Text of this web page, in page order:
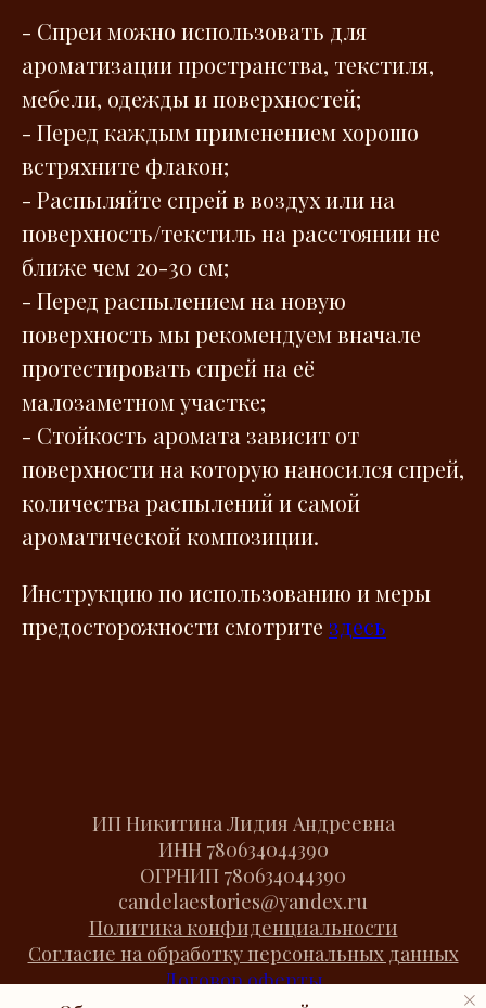
- Спреи можно использовать для
ароматизации пространства, текстиля,
мебели, одежды и поверхностей;
- Перед каждым применением хорошо
встряхните флакон;
- Распыляйте спрей в воздух или на
поверхность/текстиль на расстоянии не
ближе чем 20-30 см;
- Перед распылением на новую
поверхность мы рекомендуем вначале
протестировать спрей на её
малозаметном участке;
- Стойкость аромата зависит от
поверхности на которую наносился спрей,
количества распылений и самой
ароматической композиции.
Инструкцию по использованию и меры
предосторожности смотрите здесь
ИП Никитина Лидия Андреевна
ИНН 780634044390
ОГРНИП 780634044390
candelaestories@yandex.ru
Политика конфиденциальности
Согласие на обработку персональных данных
Договор оферты